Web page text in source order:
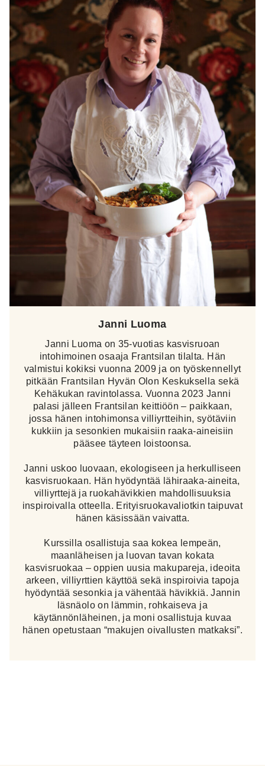
Janni Luoma
Janni Luoma on 35-vuotias kasvisruoan
intohimoinen osaaja Frantsilan tilalta. Hän
valmistui kokiksi vuonna 2009 ja on työskennellyt
pitkään Frantsilan Hyvän Olon Keskuksella sekä
Kehäkukan ravintolassa. Vuonna 2023 Janni
palasi jälleen Frantsilan keittiöön – paikkaan,
jossa hänen intohimonsa villiyrtteihin, syötäviin
kukkiin ja sesonkien mukaisiin raaka-aineisiin
pääsee täyteen loistoonsa.
Janni uskoo luovaan, ekologiseen ja herkulliseen
kasvisruokaan. Hän hyödyntää lähiraaka-aineita,
villiyrttejä ja ruokahävikkien mahdollisuuksia
inspiroivalla otteella. Erityisruokavaliotkin taipuvat
hänen käsissään vaivatta.
Kurssilla osallistuja saa kokea lempeän,
maanläheisen ja luovan tavan kokata
kasvisruokaa – oppien uusia makupareja, ideoita
arkeen, villiyrttien käyttöä sekä inspiroivia tapoja
hyödyntää sesonkia ja vähentää hävikkiä. Jannin
läsnäolo on lämmin, rohkaiseva ja
käytännönläheinen, ja moni osallistuja kuvaa
hänen opetustaan “makujen oivallusten matkaksi”.